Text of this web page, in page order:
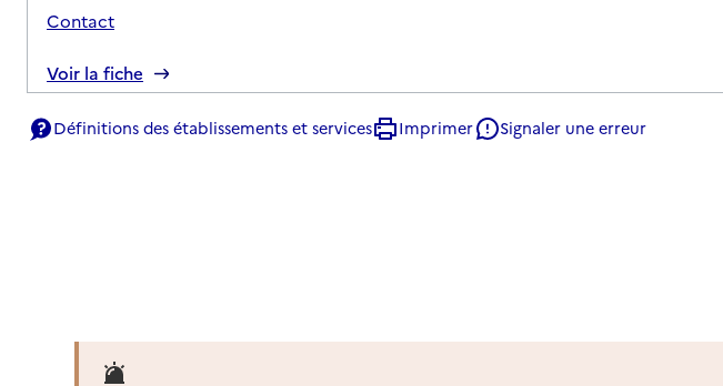
Contact
Voir la fiche
Source des données : Finess n° 970306502
Mis à jour le : 23/07/2026
Définitions des établissements et services Imprimer Signaler une erreur